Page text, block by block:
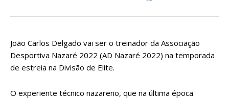
João Carlos Delgado vai ser o treinador da Associação
Desportiva Nazaré 2022 (AD Nazaré 2022) na temporada
de estreia na Divisão de Elite.
O experiente técnico nazareno, que na última época